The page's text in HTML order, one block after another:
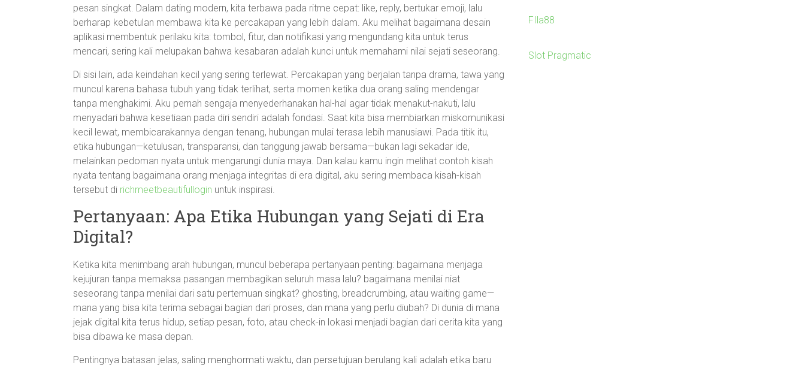
pesan singkat. Dalam dating modern, kita terbawa pada ritme cepat: like, reply, bertukar emoji, lalu
berharap kebetulan membawa kita ke percakapan yang lebih dalam. Aku melihat bagaimana desain
aplikasi membentuk perilaku kita: tombol, fitur, dan notifikasi yang mengundang kita untuk terus
mencari, sering kali melupakan bahwa kesabaran adalah kunci untuk memahami nilai sejati seseorang.
Di sisi lain, ada keindahan kecil yang sering terlewat. Percakapan yang berjalan tanpa drama, tawa yang
muncul karena bahasa tubuh yang tidak terlihat, serta momen ketika dua orang saling mendengar
tanpa menghakimi. Aku pernah sengaja menyederhanakan hal-hal agar tidak menakut-nakuti, lalu
menyadari bahwa kesetiaan pada diri sendiri adalah fondasi. Saat kita bisa membiarkan miskomunikasi
kecil lewat, membicarakannya dengan tenang, hubungan mulai terasa lebih manusiawi. Pada titik itu,
etika hubungan—ketulusan, transparansi, dan tanggung jawab bersama—bukan lagi sekadar ide,
melainkan pedoman nyata untuk mengarungi dunia maya. Dan kalau kamu ingin melihat contoh kisah
nyata tentang bagaimana orang menjaga integritas di era digital, aku sering membaca kisah-kisah
tersebut di richmeetbeautifullogin untuk inspirasi.
Pertanyaan: Apa Etika Hubungan yang Sejati di Era
Digital?
Ketika kita menimbang arah hubungan, muncul beberapa pertanyaan penting: bagaimana menjaga
kejujuran tanpa memaksa pasangan membagikan seluruh masa lalu? bagaimana menilai niat
seseorang tanpa menilai dari satu pertemuan singkat? ghosting, breadcrumbing, atau waiting game—
mana yang bisa kita terima sebagai bagian dari proses, dan mana yang perlu diubah? Di dunia di mana
jejak digital kita terus hidup, setiap pesan, foto, atau check-in lokasi menjadi bagian dari cerita kita yang
bisa dibawa ke masa depan.
Pentingnya batasan jelas, saling menghormati waktu, dan persetujuan berulang kali adalah etika baru
FIla88
Slot Pragmatic